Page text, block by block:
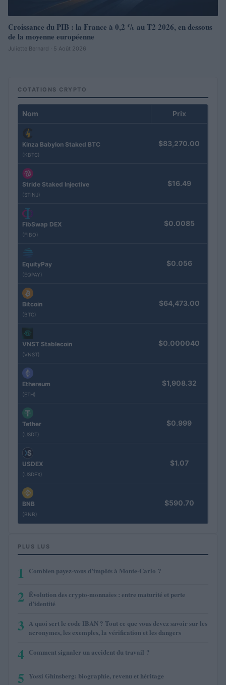
Croissance du PIB : la France à 0,2 % au T2 2026, en dessous
de la moyenne européenne
Juliette Bernard · 5 Août 2026
COTATIONS CRYPTO
Nom Prix
Kinza Babylon Staked BTC
(KBTC)
$83,270.00
Stride Staked Injective
(STINJ)
$16.49
FibSwap DEX
(FIBO)
$0.0085
EquityPay
(EQPAY)
$0.056
Bitcoin
(BTC)
$64,473.00
VNST Stablecoin
(VNST)
$0.000040
Ethereum
(ETH)
$1,908.32
Tether
(USDT)
$0.999
USDEX
(USDEX)
$1.07
BNB
(BNB)
$590.70
PLUS LUS
1 Combien payez-vous d’impôts à Monte-Carlo ?
2 Évolution des crypto-monnaies : entre maturité et perte
d’identité
3 A quoi sert le code IBAN ? Tout ce que vous devez savoir sur les
acronymes, les exemples, la vérification et les dangers
4 Comment signaler un accident du travail ?
5 Yossi Ghinsberg: biographie, revenu et héritage